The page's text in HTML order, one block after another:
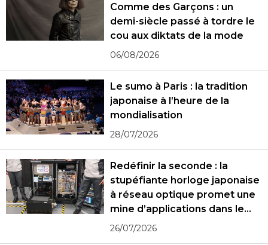
Comme des Garçons : un
demi-siècle passé à tordre le
cou aux diktats de la mode
06/08/2026
Le sumo à Paris : la tradition
japonaise à l’heure de la
mondialisation
28/07/2026
Redéfinir la seconde : la
stupéfiante horloge japonaise
à réseau optique promet une
mine d’applications dans le
monde réel
26/07/2026